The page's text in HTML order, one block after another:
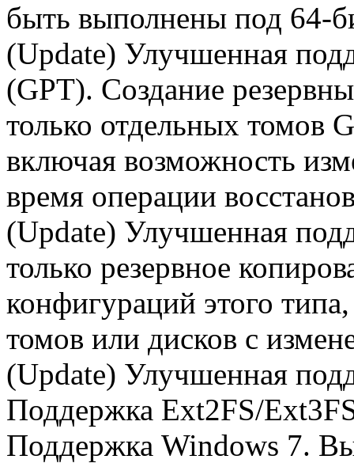
быть выполнены под 64-
(Update) Улучшенная
(GPT). Создание
только отдельных томов
включая возможность
время операции
(Update) Улучшенная
только резервное
конфигураций этого
томов или дисков с
(Update) Улучшенная
Поддержка Ext2FS/
Поддержка Windows 7.